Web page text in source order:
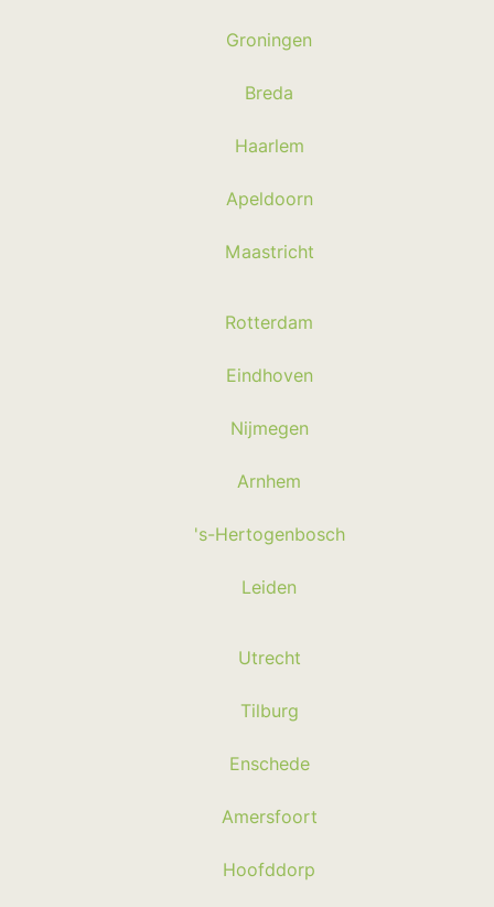
Groningen
Breda
Haarlem
Apeldoorn
Maastricht
Rotterdam
Eindhoven
Nijmegen
Arnhem
's-Hertogenbosch
Leiden
Utrecht
Tilburg
Enschede
Amersfoort
Hoofddorp